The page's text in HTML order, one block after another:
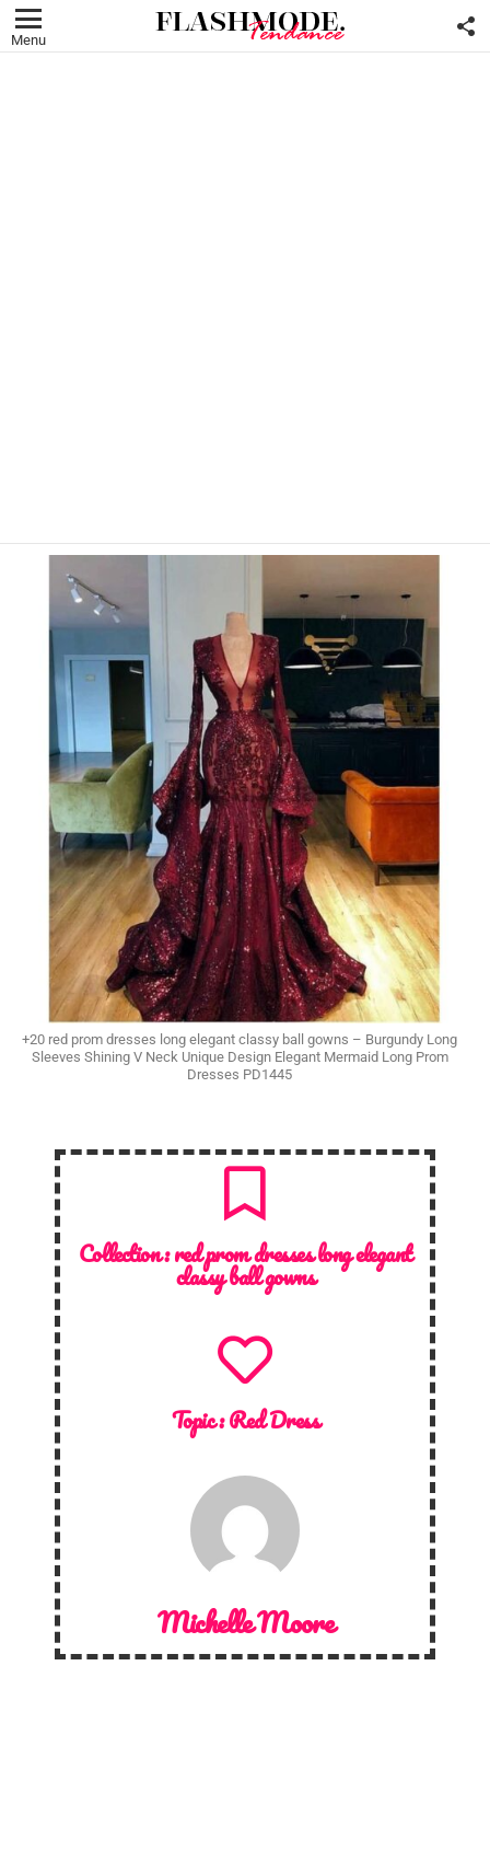
Menu
+20 red prom dresses long elegant classy ball gowns – Burgundy Long
Sleeves Shining V Neck Unique Design Elegant Mermaid Long Prom
Dresses PD1445
Collection :red prom dresses long elegant
classy ball gowns
Topic :Red Dress
Michelle Moore